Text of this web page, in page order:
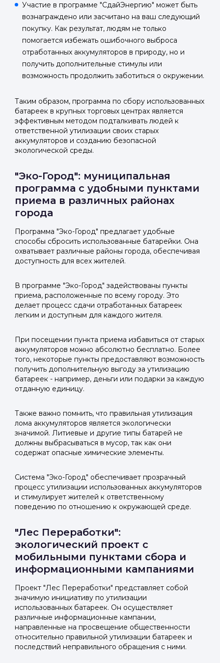
Участие в программе "СдайЭнергию" может быть
вознаграждено или засчитано на ваш следующий
покупку. Как результат, людям не только
помогается избежать ошибочного выброса
отработанных аккумуляторов в природу, но и
получить дополнительные стимулы или
возможность продолжить заботиться о окружении.
Таким образом, программа по сбору использованных
батареек в крупных торговых центрах является
эффективным методом подталкивать людей к
ответственной утилизации своих старых
аккумуляторов и созданию безопасной
экологической среды.
"Эко-Город": муниципальная
программа с удобными пунктами
приема в различных районах
города
Программа "Эко-Город" предлагает удобные
способы сбросить использованные батарейки. Она
охватывает различные районы города, обеспечивая
доступность для всех жителей.
В программе "Эко-Город" задействованы пункты
приема, расположенные по всему городу. Это
делает процесс сдачи отработанных батареек
легким и доступным для каждого жителя.
При посещении пункта приема избавиться от старых
аккумуляторов можно абсолютно бесплатно. Более
того, некоторые пункты предоставляют возможность
получить дополнительную выгоду за утилизацию
батареек - например, деньги или подарки за каждую
отданную единицу.
Также важно помнить, что правильная утилизация
лома аккумуляторов является экологически
значимой. Литиевые и другие типы батарей не
должны выбрасываться в мусор, так как они
содержат опасные химические элементы.
Система "Эко-Город" обеспечивает прозрачный
процесс утилизации использованных аккумуляторов
и стимулирует жителей к ответственному
поведению по отношению к окружающей среде.
"Лес Переработки":
экологический проект с
мобильными пунктами сбора и
информационными кампаниями
Проект "Лес Переработки" представляет собой
значимую инициативу по утилизации
использованных батареек. Он осуществляет
различные информационные кампании,
направленные на просвещение общественности
относительно правильной утилизации батареек и
последствий неправильного обращения с ними.